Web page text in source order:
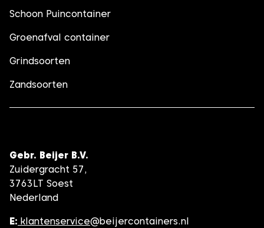
Schoon Puincontainer
Groenafval container
Grindsoorten
Zandsoorten
Gebr. Beijer B.V.
Zuidergracht 57,
3763LT Soest
Nederland
E: klantenservice@beijercontainers.nl